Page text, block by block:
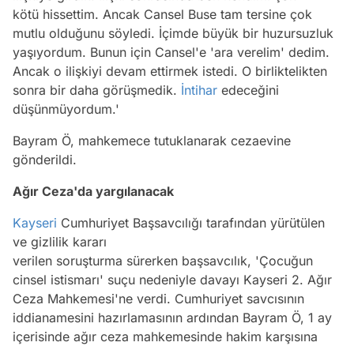
kötü hissettim. Ancak Cansel Buse tam tersine çok
mutlu olduğunu söyledi. İçimde büyük bir huzursuzluk
yaşıyordum. Bunun için Cansel'e 'ara verelim' dedim.
Ancak o ilişkiyi devam ettirmek istedi. O birliktelikten
sonra bir daha görüşmedik. İntihar edeceğini
düşünmüyordum.'
Bayram Ö, mahkemece tutuklanarak cezaevine
gönderildi.
Ağır Ceza'da yargılanacak
Kayseri Cumhuriyet Başsavcılığı tarafından yürütülen
ve gizlilik kararı
verilen soruşturma sürerken başsavcılık, 'Çocuğun
cinsel istismarı' suçu nedeniyle davayı Kayseri 2. Ağır
Ceza Mahkemesi'ne verdi. Cumhuriyet savcısının
iddianamesini hazırlamasının ardından Bayram Ö, 1 ay
içerisinde ağır ceza mahkemesinde hakim karşısına